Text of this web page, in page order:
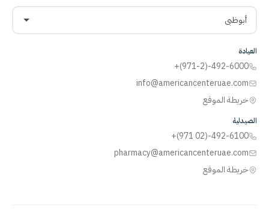
أبوظبي
العيادة
+(971-2)-492-6000
info@americancenteruae.com
خريطة الموقع
الصيدلية
+(971 02)-492-6100
pharmacy@americancenteruae.com
خريطة الموقع